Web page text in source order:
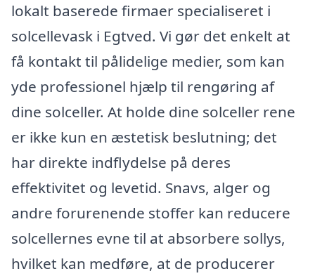
lokalt baserede firmaer specialiseret i
solcellevask i Egtved. Vi gør det enkelt at
få kontakt til pålidelige medier, som kan
yde professionel hjælp til rengøring af
dine solceller. At holde dine solceller rene
er ikke kun en æstetisk beslutning; det
har direkte indflydelse på deres
effektivitet og levetid. Snavs, alger og
andre forurenende stoffer kan reducere
solcellernes evne til at absorbere sollys,
hvilket kan medføre, at de producerer